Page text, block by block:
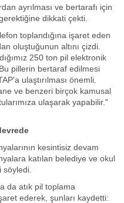
ayrılması ve bertarafı için
dikkati çekti.
toplandığına işaret eden
oluştuğunun altını çizdi.
250 ton pil elektronik
pillerin bertaraf edilmesi
ulaştırılması önemli.
ve benzeri birçok kamusal
ulaşarak yapabilir."
kesintisiz devam
katılan belediye ve okul
söyledi.
da atık pil toplama
ederek, şunları kaydetti: